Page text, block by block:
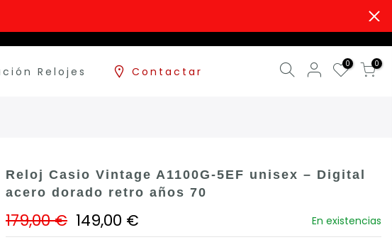
Relojes Contactar
0 0
Reloj Casio Vintage A1100G-5EF unisex – Digital
acero dorado retro años 70
179,00 € 149,00 € En existencias